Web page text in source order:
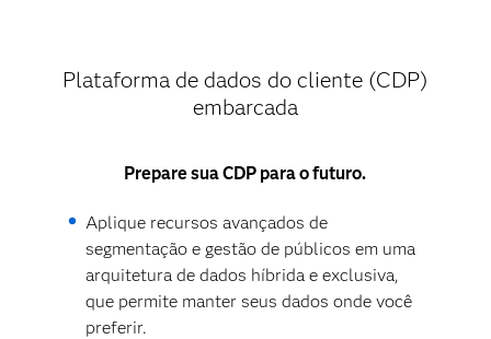
Plataforma de dados do cliente (CDP)
embarcada
Prepare sua CDP para o futuro.
Aplique recursos avançados de
segmentação e gestão de públicos em uma
arquitetura de dados híbrida e exclusiva,
que permite manter seus dados onde você
preferir.